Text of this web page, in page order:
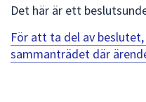
Det här är ett
För att ta del av
sammanträdet där